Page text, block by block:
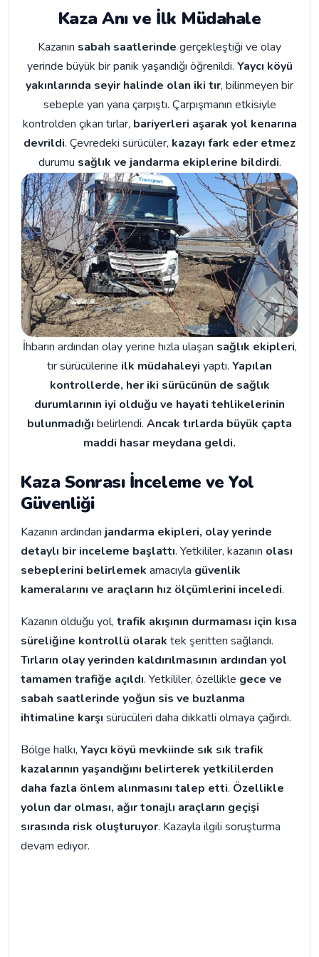
Kaza Anı ve İlk Müdahale
Kazanın sabah saatlerinde gerçekleştiği ve olay
yerinde büyük bir panik yaşandığı öğrenildi. Yaycı köyü
yakınlarında seyir halinde olan iki tır, bilinmeyen bir
sebeple yan yana çarpıştı. Çarpışmanın etkisiyle
kontrolden çıkan tırlar, bariyerleri aşarak yol kenarına
devrildi. Çevredeki sürücüler, kazayı fark eder etmez
durumu sağlık ve jandarma ekiplerine bildirdi.
İhbarın ardından olay yerine hızla ulaşan sağlık ekipleri,
tır sürücülerine ilk müdahaleyi yaptı. Yapılan
kontrollerde, her iki sürücünün de sağlık
durumlarının iyi olduğu ve hayati tehlikelerinin
bulunmadığı belirlendi. Ancak tırlarda büyük çapta
maddi hasar meydana geldi.
Kaza Sonrası İnceleme ve Yol
Güvenliği
Kazanın ardından jandarma ekipleri, olay yerinde
detaylı bir inceleme başlattı. Yetkililer, kazanın olası
sebeplerini belirlemek amacıyla güvenlik
kameralarını ve araçların hız ölçümlerini inceledi.
Kazanın olduğu yol, trafik akışının durmaması için kısa
süreliğine kontrollü olarak tek şeritten sağlandı.
Tırların olay yerinden kaldırılmasının ardından yol
tamamen trafiğe açıldı. Yetkililer, özellikle gece ve
sabah saatlerinde yoğun sis ve buzlanma
ihtimaline karşı sürücüleri daha dikkatli olmaya çağırdı.
Bölge halkı, Yaycı köyü mevkiinde sık sık trafik
kazalarının yaşandığını belirterek yetkililerden
daha fazla önlem alınmasını talep etti. Özellikle
yolun dar olması, ağır tonajlı araçların geçişi
sırasında risk oluşturuyor. Kazayla ilgili soruşturma
devam ediyor.